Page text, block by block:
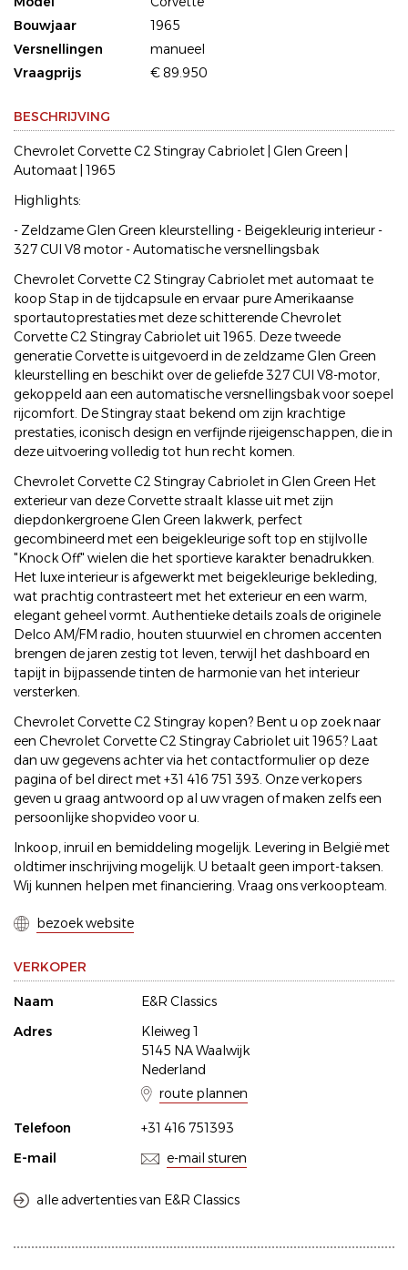
Bouwjaar
1965
Versnellingen
manueel
Vraagprijs
€ 89.950
BESCHRIJVING
Chevrolet Corvette C2 Stingray Cabriolet | Glen Green |
Automaat | 1965
Highlights:
- Zeldzame Glen Green kleurstelling - Beigekleurig interieur -
327 CUI V8 motor - Automatische versnellingsbak
Chevrolet Corvette C2 Stingray Cabriolet met automaat te
koop Stap in de tijdcapsule en ervaar pure Amerikaanse
sportautoprestaties met deze schitterende Chevrolet
Corvette C2 Stingray Cabriolet uit 1965. Deze tweede
generatie Corvette is uitgevoerd in de zeldzame Glen Green
kleurstelling en beschikt over de geliefde 327 CUI V8-motor,
gekoppeld aan een automatische versnellingsbak voor soepel
rijcomfort. De Stingray staat bekend om zijn krachtige
prestaties, iconisch design en verfijnde rijeigenschappen, die in
deze uitvoering volledig tot hun recht komen.
Chevrolet Corvette C2 Stingray Cabriolet in Glen Green Het
exterieur van deze Corvette straalt klasse uit met zijn
diepdonkergroene Glen Green lakwerk, perfect
gecombineerd met een beigekleurige soft top en stijlvolle
"Knock Off" wielen die het sportieve karakter benadrukken.
Het luxe interieur is afgewerkt met beigekleurige bekleding,
wat prachtig contrasteert met het exterieur en een warm,
elegant geheel vormt. Authentieke details zoals de originele
Delco AM/FM radio, houten stuurwiel en chromen accenten
brengen de jaren zestig tot leven, terwijl het dashboard en
tapijt in bijpassende tinten de harmonie van het interieur
versterken.
Chevrolet Corvette C2 Stingray kopen? Bent u op zoek naar
een Chevrolet Corvette C2 Stingray Cabriolet uit 1965? Laat
dan uw gegevens achter via het contactformulier op deze
pagina of bel direct met +31 416 751 393. Onze verkopers
geven u graag antwoord op al uw vragen of maken zelfs een
persoonlijke shopvideo voor u.
Inkoop, inruil en bemiddeling mogelijk. Levering in België met
oldtimer inschrijving mogelijk. U betaalt geen import-taksen.
Wij kunnen helpen met financiering. Vraag ons verkoopteam.
bezoek website
VERKOPER
Naam
E&R Classics
Adres
Kleiweg 1
5145 NA Waalwijk
Nederland
route plannen
Telefoon
+31 416 751393
E-mail
e-mail sturen
alle advertenties van E&R Classics